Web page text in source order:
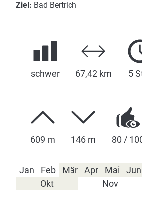
Ziel: Bad Bertrich
schwer 67,42 km 5
609 m 146 m 80 /
Jan Feb Mär Apr Mai Jun
Okt
Nov